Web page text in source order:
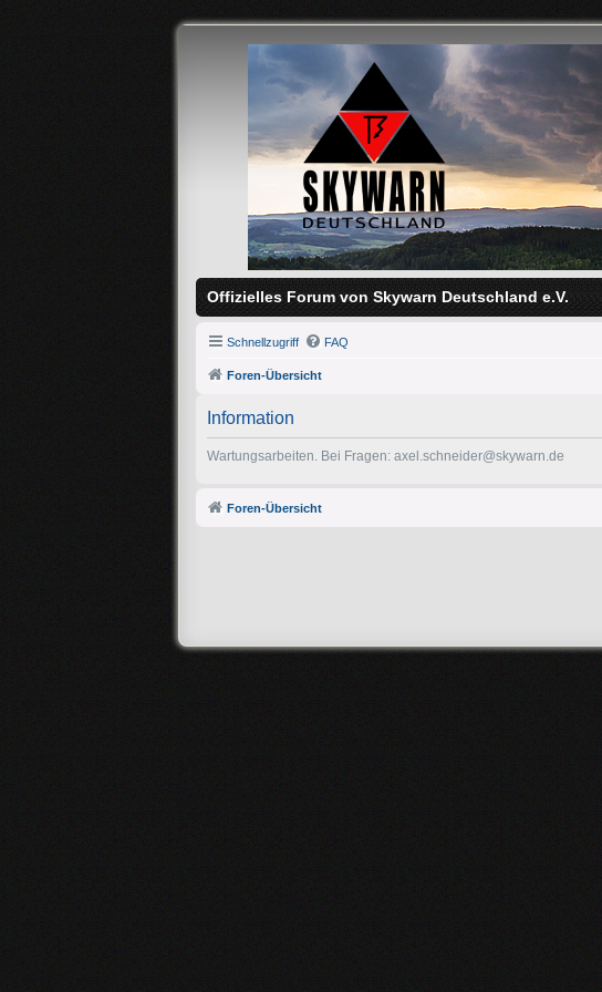
Offizielles Forum von Skywarn Deutschland e.V.
Schnellzugriff FAQ
Foren-Übersicht
Information
Wartungsarbeiten. Bei Fragen: axel.schneider@skywarn.de
Foren-Übersicht